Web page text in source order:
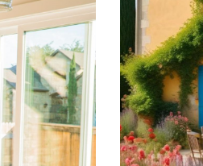
ser otro punto crítico en este
veces surgen imprevistos
puede generar caos e
entre dos mundos sin saber